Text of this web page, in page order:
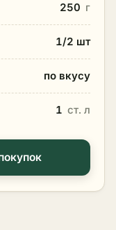
250 г
1/2 шт
по вкусу
1 ст. л